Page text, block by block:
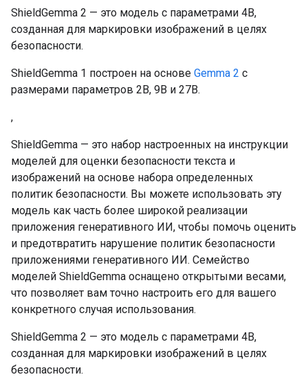
ShieldGemma 2 — это модель с параметрами 4B,
созданная для маркировки изображений в целях
безопасности.
ShieldGemma 1 построен на основе Gemma 2 с
размерами параметров 2B, 9B и 27B.
,
ShieldGemma — это набор настроенных на инструкции
моделей для оценки безопасности текста и
изображений на основе набора определенных
политик безопасности. Вы можете использовать эту
модель как часть более широкой реализации
приложения генеративного ИИ, чтобы помочь оценить
и предотвратить нарушение политик безопасности
приложениями генеративного ИИ. Семейство
моделей ShieldGemma оснащено открытыми весами,
что позволяет вам точно настроить его для вашего
конкретного случая использования.
ShieldGemma 2 — это модель с параметрами 4B,
созданная для маркировки изображений в целях
безопасности.